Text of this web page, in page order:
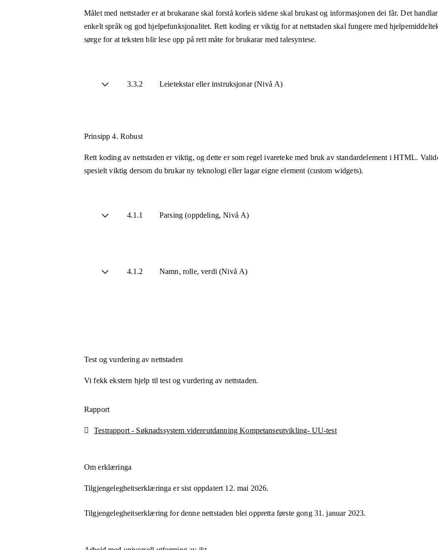
Målet med nettstader er at brukarane skal forstå korleis sidene skal brukast og informasjonen dei får. Det
enkelt språk og god hjelpefunksjonalitet. Rett koding er viktig for at nettstaden skal fungere med
sørge for at teksten blir lese opp på rett måte for brukarar med talesyntese.
3.3.2 Leietekstar eller instruksjonar (Nivå A)
Prinsipp 4. Robust
Rett koding av nettstaden er viktig, og dette er som regel ivareteke med bruk av standardelement i HTML.
spesielt viktig dersom du brukar ny teknologi eller lagar eigne element (custom widgets).
4.1.1 Parsing (oppdeling, Nivå A)
4.1.2 Namn, rolle, verdi (Nivå A)
Test og vurdering av nettstaden
Vi fekk ekstern hjelp til test og vurdering av nettstaden.
Rapport
Testrapport - Søknadssystem videreutdanning Kompetanseutvikling- UU-test
Om erklæringa
Tilgjengelegheitserklæringa er sist oppdatert 12. mai 2026.
Tilgjengelegheitserklæring for denne nettstaden blei oppretta første gong 31. januar 2023.